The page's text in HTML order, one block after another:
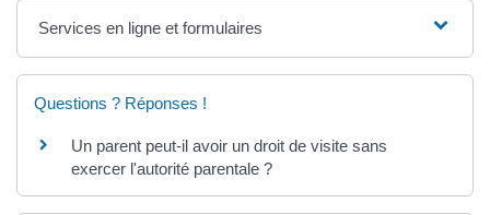
Services en ligne et formulaires
Questions ? Réponses !
Un parent peut-il avoir un droit de visite sans
exercer l'autorité parentale ?